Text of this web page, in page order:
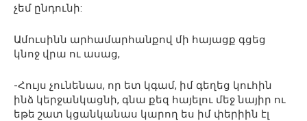
չեմ ընդունի:
Ամուսինն արհամարհանքով մի հայացք գցեց
կնոջ վրա ու ասաց,
-Հույս չունենաս, որ ետ կգամ, իմ գեղեց կուհին
ինձ կերջանկացնի, գնա քեզ հայելու մեջ նայիր ու
եթե շատ կցանկանաս կարող ես իմ փերիին էլ